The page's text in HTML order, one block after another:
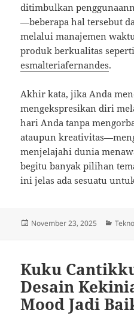
ditimbulkan
—beberapa hal tersebut
melalui manajemen
produk berkualitas
esmalteriafernandes.
Akhir kata, jika Anda
mengekspresikan diri
hari Anda tanpa
ataupun
menjelajahi dunia
begitu banyak pilihan
ini jelas ada sesuatu
Posted
November 23, 2025
Kuku
Desain
Mood Jadi